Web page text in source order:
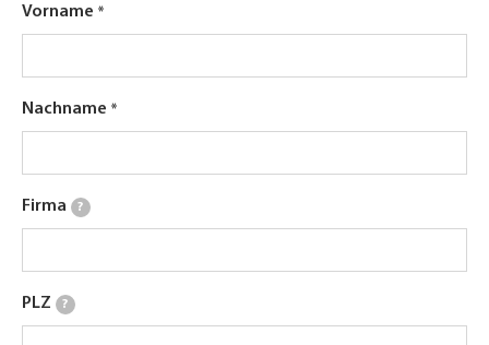
Vorname
Nachname
Firma ?
PLZ ?